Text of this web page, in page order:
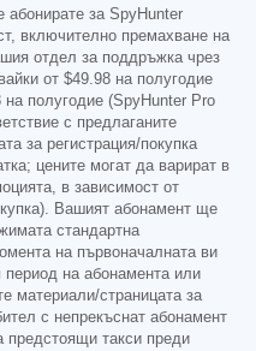
за SpyHunter
включително премахване на
отдел за поддръжка чрез
от $49.98 на полугодие
на полугодие (SpyHunter Pro
с предлаганите
за регистрация/покупка
цените могат да варират в
в зависимост от
Вашият абонамент ще
стандартна
на първоначалната ви
на абонамента или
материали/страницата за
с непрекъснат абонамент
предстоящи такси преди